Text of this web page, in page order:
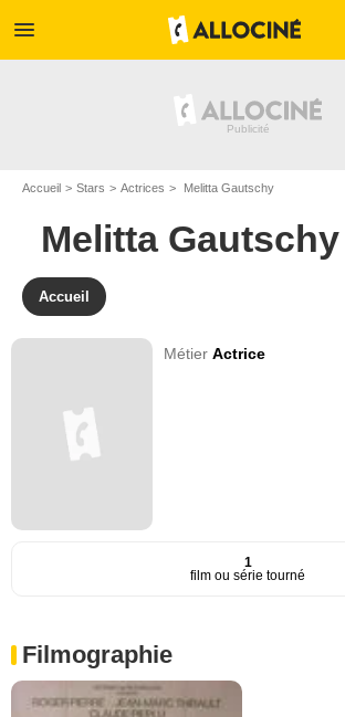
menu
Accueil Stars Actrices Melitta Gautschy
Melitta Gautschy
Accueil
MétierActrice
1
film ou série tourné
Filmographie